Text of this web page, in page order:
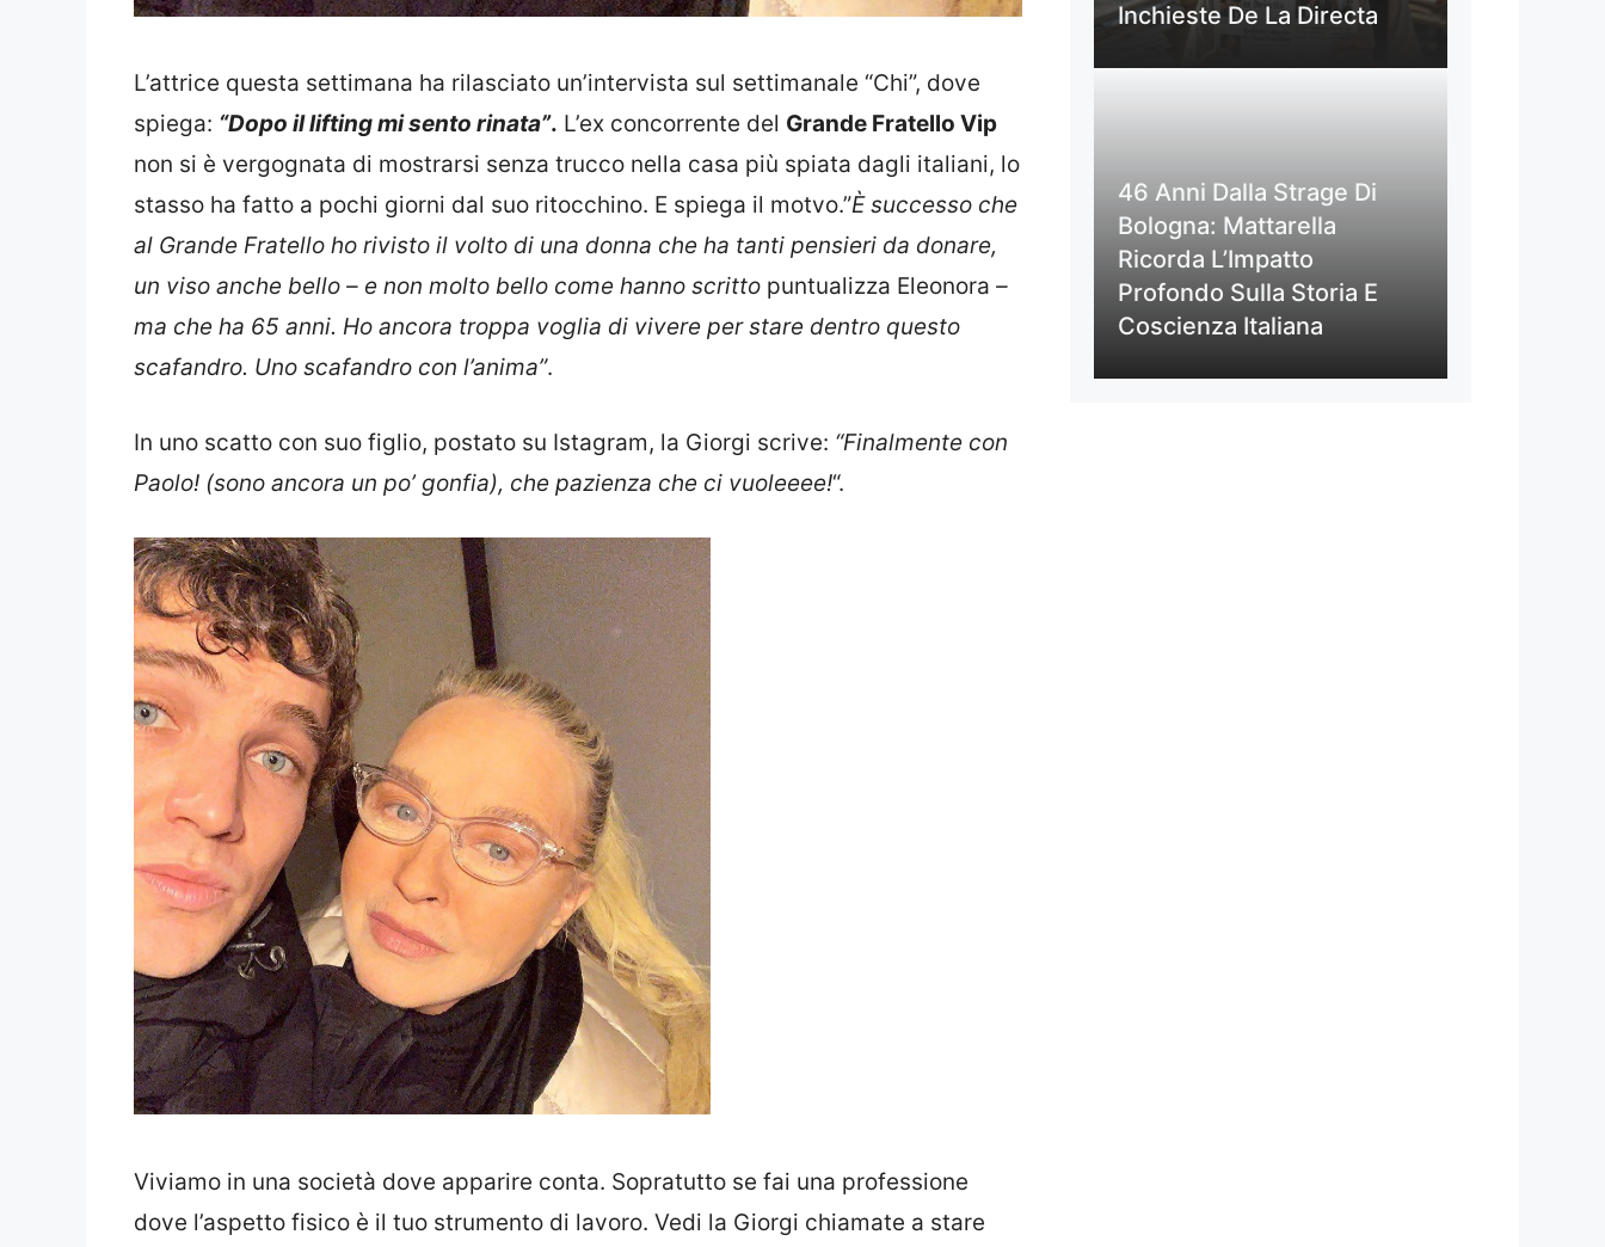
L’attrice questa settimana ha rilasciato un’intervista sul settimanale “Chi”, dove
spiega: “Dopo il lifting mi sento rinata”. L’ex concorrente del Grande Fratello Vip
non si è vergognata di mostrarsi senza trucco nella casa più spiata dagli italiani, lo
stasso ha fatto a pochi giorni dal suo ritocchino. E spiega il motvo.”È successo che
al Grande Fratello ho rivisto il volto di una donna che ha tanti pensieri da donare,
un viso anche bello – e non molto bello come hanno scritto puntualizza Eleonora –
ma che ha 65 anni. Ho ancora troppa voglia di vivere per stare dentro questo
scafandro. Uno scafandro con l’anima”.
In uno scatto con suo figlio, postato su Istagram, la Giorgi scrive: “Finalmente con
Paolo! (sono ancora un po’ gonfia), che pazienza che ci vuoleeee!“.
Viviamo in una società dove apparire conta. Sopratutto se fai una professione
dove l’aspetto fisico è il tuo strumento di lavoro. Vedi la Giorgi chiamate a stare
Inchieste De La Directa
46 Anni Dalla Strage Di
Bologna: Mattarella
Ricorda L’Impatto
Profondo Sulla Storia E
Coscienza Italiana